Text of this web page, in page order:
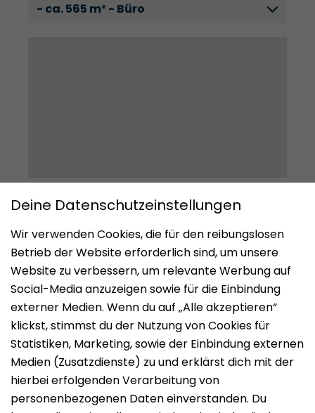
- ca. 565 m² - Büro
Impressum
Datenschutz
Nutzungsbedingungen